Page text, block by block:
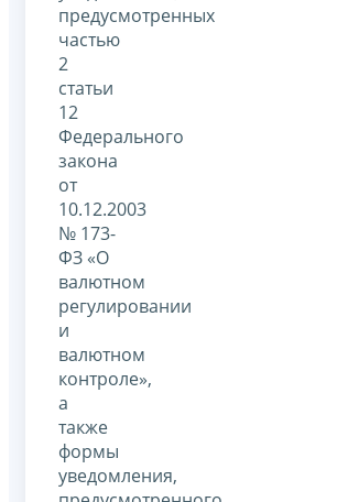
предусмотренных
частью
2
статьи
12
Федерального
закона
от
10.12.2003
№ 173-
ФЗ «О
валютном
регулировании
и
валютном
контроле»,
а
также
формы
уведомления,